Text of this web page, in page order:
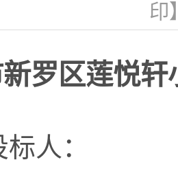
印
罗区莲悦轩
人：